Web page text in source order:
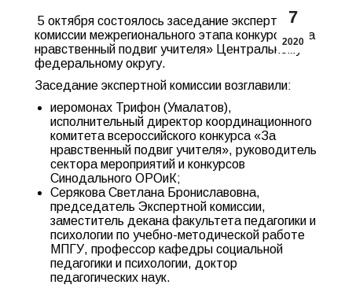
7
2020
5 октября состоялось заседание экспертной
комиссии межрегионального этапа конкурса «За
нравственный подвиг учителя» Центральному
федеральному округу.
Заседание экспертной комиссии возглавили:
иеромонах Трифон (Умалатов),
исполнительный директор координационного
комитета всероссийского конкурса «За
нравственный подвиг учителя», руководитель
сектора мероприятий и конкурсов
Синодального ОРОиК;
Серякова Светлана Брониславовна,
председатель Экспертной комиссии,
заместитель декана факультета педагогики и
психологии по учебно-методической работе
МПГУ, профессор кафедры социальной
педагогики и психологии, доктор
педагогических наук.